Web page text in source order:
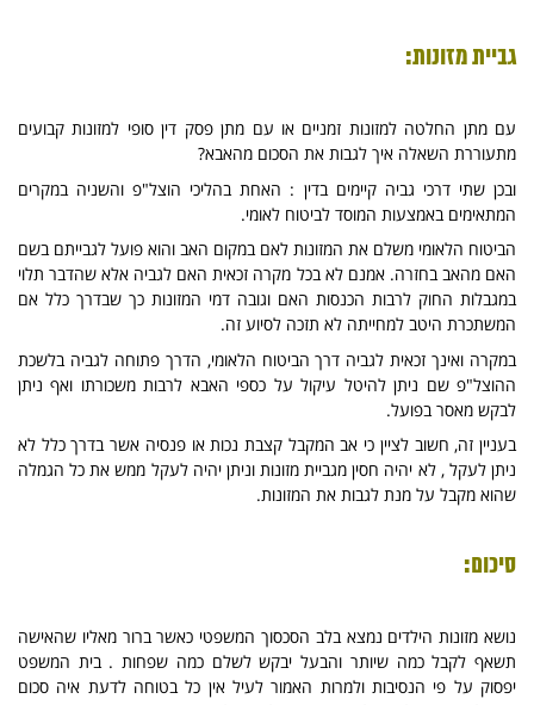
גביית מזונות:
עם מתן החלטה למזונות זמניים או עם מתן פסק דין סופי למזונות קבועים
מתעוררת השאלה איך לגבות את הסכום מהאבא?
ובכן שתי דרכי גביה קיימים בדין : האחת בהליכי הוצל"פ והשניה במקרים
המתאימים באמצעות המוסד לביטוח לאומי.
הביטוח הלאומי משלם את המזונות לאם במקום האב והוא פועל לגבייתם בשם
האם מהאב בחזרה. אמנם לא בכל מקרה זכאית האם לגביה אלא שהדבר תלוי
במגבלות החוק לרבות הכנסות האם וגובה דמי המזונות כך שבדרך כלל אם
המשתכרת היטב למחייתה לא תזכה לסיוע זה.
במקרה ואינך זכאית לגביה דרך הביטוח הלאומי, הדרך פתוחה לגביה בלשכת
ההוצל"פ שם ניתן להיטל עיקול על כספי האבא לרבות משכורתו ואף ניתן
לבקש מאסר בפועל.
בעניין זה, חשוב לציין כי אב המקבל קצבת נכות או פנסיה אשר בדרך כלל לא
ניתן לעקל , לא יהיה חסין מגביית מזונות וניתן יהיה לעקל ממש את כל הגמלה
שהוא מקבל על מנת לגבות את המזונות.
סיכום:
נושא מזונות הילדים נמצא בלב הסכסוך המשפטי כאשר ברור מאליו שהאישה
תשאף לקבל כמה שיותר והבעל יבקש לשלם כמה שפחות . בית המשפט
יפסוק על פי הנסיבות ולמרות האמור לעיל אין כל בטוחה לדעת איה סכום